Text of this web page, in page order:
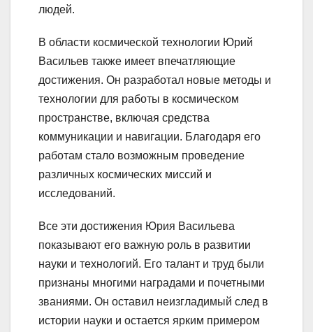
людей.
В области космической технологии Юрий
Васильев также имеет впечатляющие
достижения. Он разработал новые методы и
технологии для работы в космическом
пространстве, включая средства
коммуникации и навигации. Благодаря его
работам стало возможным проведение
различных космических миссий и
исследований.
Все эти достижения Юрия Васильева
показывают его важную роль в развитии
науки и технологий. Его талант и труд были
признаны многими наградами и почетными
званиями. Он оставил неизгладимый след в
истории науки и остается ярким примером